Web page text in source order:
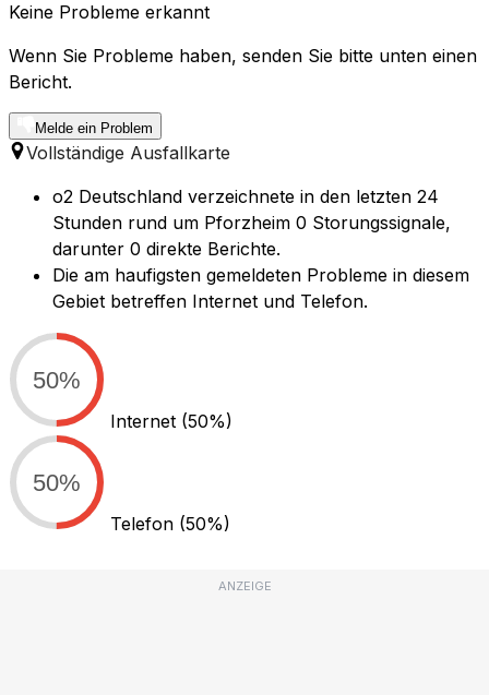
Keine Probleme erkannt
Wenn Sie Probleme haben, senden Sie bitte unten einen
Bericht.
Melde ein Problem
Vollständige Ausfallkarte
o2 Deutschland verzeichnete in den letzten 24
Stunden rund um Pforzheim 0 Storungssignale,
darunter 0 direkte Berichte.
Die am haufigsten gemeldeten Probleme in diesem
Gebiet betreffen Internet und Telefon.
50%
Internet (50%)
50%
Telefon (50%)
ANZEIGE